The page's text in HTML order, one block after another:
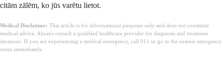
citām zālēm, ko jūs varētu lietot.
Medical Disclaimer: This article is for informational purposes only and does not constitute
medical advice. Always consult a qualified healthcare provider for diagnosis and treatment
decisions. If you are experiencing a medical emergency, call 911 or go to the nearest emergency
room immediately.